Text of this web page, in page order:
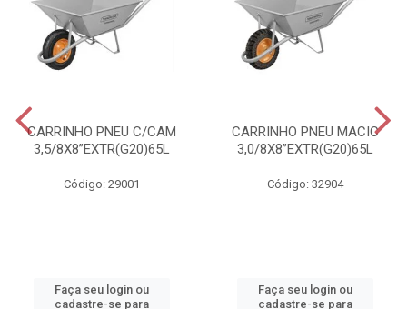
CARRINHO PNEU C/CAM
3,5/8X8”EXTR(G20)65L
Código: 29001
Faça seu login ou
cadastre-se para
CARRINHO PNEU MACIC
3,0/8X8”EXTR(G20)65L
Código: 32904
Faça seu login ou
cadastre-se para